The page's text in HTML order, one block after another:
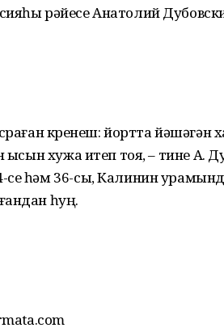
рәйесе Анатолий
күренеш: йортта
ысын хужа итеп тоя, – тине А.
һәм 36-сы, Калинин
һуң.